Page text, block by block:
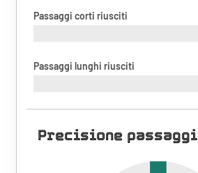
Passaggi corti riusciti
Passaggi lunghi riusciti
Precisione passaggi